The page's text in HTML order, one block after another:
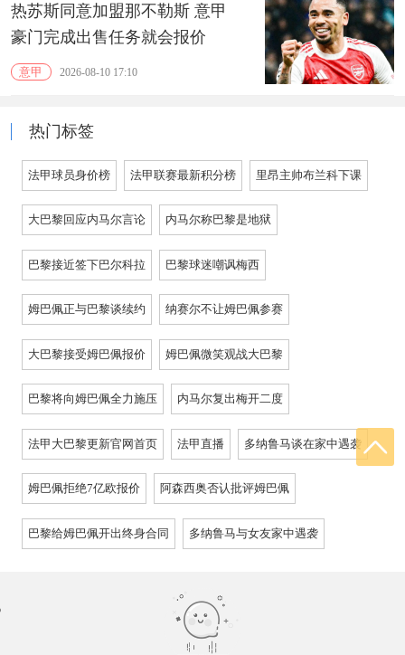
热苏斯同意加盟那不勒斯 意甲
豪门完成出售任务就会报价
意甲 2026-08-10 17:10
热门标签
法甲球员身价榜 法甲联赛最新积分榜 里昂主帅布兰科下课
大巴黎回应内马尔言论 内马尔称巴黎是地狱
巴黎接近签下巴尔科拉 巴黎球迷嘲讽梅西
姆巴佩正与巴黎谈续约 纳赛尔不让姆巴佩参赛
大巴黎接受姆巴佩报价 姆巴佩微笑观战大巴黎
巴黎将向姆巴佩全力施压 内马尔复出梅开二度
法甲大巴黎更新官网首页 法甲直播 多纳鲁马谈在家中遇袭
姆巴佩拒绝7亿欧报价 阿森西奥否认批评姆巴佩
巴黎给姆巴佩开出终身合同 多纳鲁马与女友家中遇袭